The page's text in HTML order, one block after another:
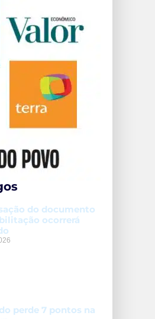
do documento
ocorrerá
perde 7 pontos na